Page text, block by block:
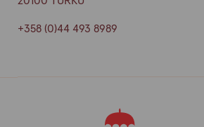
+358 (0)44 493 8989